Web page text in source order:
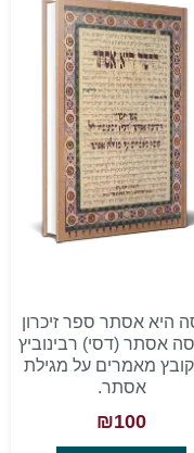
היא אסתר ספר זיכרון
אסתר (דסי) רבינוביץ
קובץ מאמרים על מגילת
אסתר.
₪100